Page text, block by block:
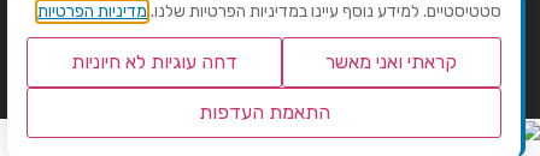
סטטיסטיים. למידע נוסף עיינו במדיניות הפרטיות שלנו. מדיניות הפרטיות
קראתי ואני מאשר דחה עוגיות לא חיוניות
התאמת העדפות
שנו העדפות פרטיות